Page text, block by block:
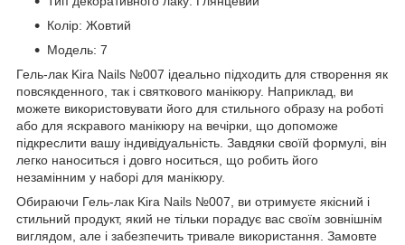
Колір: Жовтий
Модель: 7
Гель-лак Kira Nails №007 ідеально підходить для створення як
повсякденного, так і святкового манікюру. Наприклад, ви
можете використовувати його для стильного образу на роботі
або для яскравого манікюру на вечірки, що допоможе
підкреслити вашу індивідуальність. Завдяки своїй формулі, він
легко наноситься і довго носиться, що робить його
незамінним у наборі для манікюру.
Обираючи Гель-лак Kira Nails №007, ви отримуєте якісний і
стильний продукт, який не тільки порадує вас своїм зовнішнім
виглядом, але і забезпечить тривале використання. Замовте